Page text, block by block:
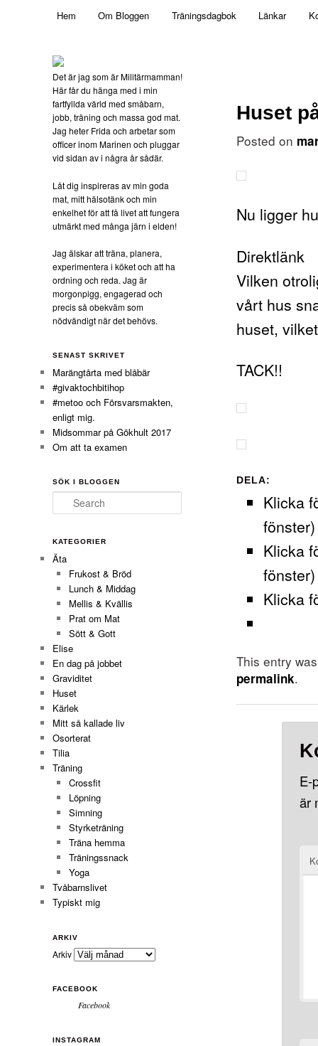
Militärmamman
Skip to primary content
Hem Om Bloggen Träningsdagbok Länkar
Huset
Posted on
Nu ligger
Direktlänk
Vilken
vårt hus
huset,
TACK!!
DELA:
Klicka
fönster)
Klicka
fönster)
Klicka
This entry
permalink.
E-
är
Det är jag som är Militärmamman!
Här får du hänga med i min
fartfyllda värld med småbarn,
jobb, träning och massa god mat.
Jag heter Frida och arbetar som
officer inom Marinen och pluggar
vid sidan av i några år sådär.
Låt dig inspireras av min goda
mat, mitt hälsotänk och min
enkelhet för att få livet att fungera
utmärkt med många järn i elden!
Jag älskar att träna, planera,
experimentera i köket och att ha
ordning och reda. Jag är
morgonpigg, engagerad och
precis så obekväm som
nödvändigt när det behövs.
SENAST SKRIVET
Marängtårta med blåbär
#givaktochbitihop
#metoo och Försvarsmakten,
enligt mig.
Midsommar på Gökhult 2017
Om att ta examen
SÖK I BLOGGEN
Search
KATEGORIER
Äta
Frukost & Bröd
Lunch & Middag
Mellis & Kvällis
Prat om Mat
Sött & Gott
Elise
En dag på jobbet
Graviditet
Huset
Kärlek
Mitt så kallade liv
Osorterat
Tilia
Träning
Crossfit
Löpning
Simning
Styrketräning
Träna hemma
Träningssnack
Yoga
Tvåbarnslivet
Typiskt mig
ARKIV
Arkiv
FACEBOOK
Facebook
INSTAGRAM